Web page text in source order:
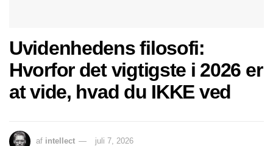
Uvidenhedens filosofi:
Hvorfor det vigtigste i 2026 er
at vide, hvad du IKKE ved
af intellect juli 7, 2026